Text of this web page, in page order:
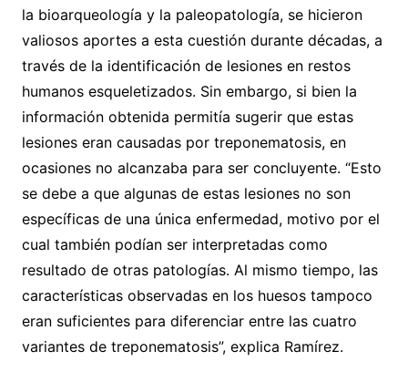
la bioarqueología y la paleopatología, se hicieron
valiosos aportes a esta cuestión durante décadas, a
través de la identificación de lesiones en restos
humanos esqueletizados. Sin embargo, si bien la
información obtenida permitía sugerir que estas
lesiones eran causadas por treponematosis, en
ocasiones no alcanzaba para ser concluyente. “Esto
se debe a que algunas de estas lesiones no son
específicas de una única enfermedad, motivo por el
cual también podían ser interpretadas como
resultado de otras patologías. Al mismo tiempo, las
características observadas en los huesos tampoco
eran suficientes para diferenciar entre las cuatro
variantes de treponematosis”, explica Ramírez.